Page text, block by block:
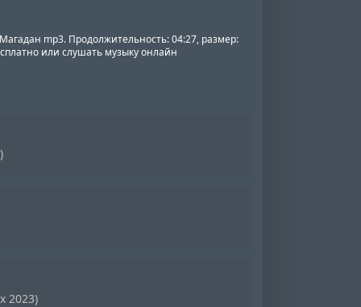
mp3. Продолжительность: 04:27, размер:
или слушать музыку онлайн
2023)